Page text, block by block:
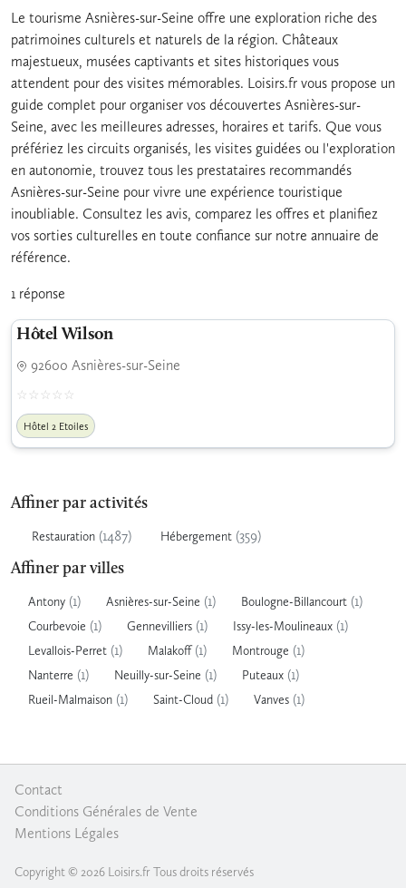
Affiner par activités
Restauration (1487) Hébergement (359)
Affiner par villes
Antony (1) Asnières-sur-Seine (1) Boulogne-Billancourt (1)
Courbevoie (1) Gennevilliers (1) Issy-les-Moulineaux (1)
Levallois-Perret (1) Malakoff(1) Montrouge (1)
Nanterre (1) Neuilly-sur-Seine (1) Puteaux (1)
Rueil-Malmaison (1) Saint-Cloud (1) Vanves (1)
Le tourisme Asnières-sur-Seine offre une exploration riche des
patrimoines culturels et naturels de la région. Châteaux
majestueux, musées captivants et sites historiques vous
attendent pour des visites mémorables. Loisirs.fr vous propose un
guide complet pour organiser vos découvertes Asnières-sur-
Seine, avec les meilleures adresses, horaires et tarifs. Que vous
préfériez les circuits organisés, les visites guidées ou l'exploration
en autonomie, trouvez tous les prestataires recommandés
Asnières-sur-Seine pour vivre une expérience touristique
inoubliable. Consultez les avis, comparez les offres et planifiez
vos sorties culturelles en toute confiance sur notre annuaire de
référence.
1 réponse
Hôtel Wilson
92600 Asnières-sur-Seine
Hôtel 2 Etoiles
Contact
Conditions Générales de Vente
Mentions Légales
Copyright © 2026 Loisirs.fr Tous droits réservés